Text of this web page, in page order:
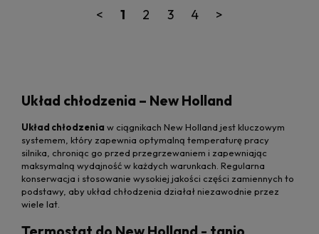
< 1 2 3 4 >
Układ chłodzenia – New Holland
Układ chłodzenia w ciągnikach New Holland jest kluczowym
systemem, który zapewnia optymalną temperaturę pracy
silnika, chroniąc go przed przegrzewaniem i zapewniając
maksymalną wydajność w każdych warunkach. Regularna
konserwacja i stosowanie wysokiej jakości części zamiennych to
podstawy, aby układ chłodzenia działał niezawodnie przez
wiele lat.